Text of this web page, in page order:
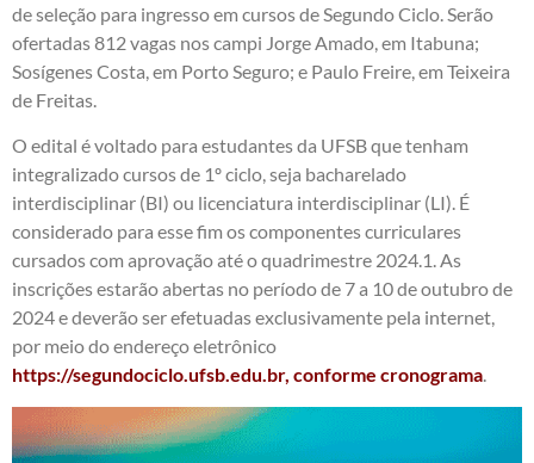
de seleção para ingresso em cursos de Segundo Ciclo. Serão
ofertadas 812 vagas nos campi Jorge Amado, em Itabuna;
Sosígenes Costa, em Porto Seguro; e Paulo Freire, em Teixeira
de Freitas.
O edital é voltado para estudantes da UFSB que tenham
integralizado cursos de 1º ciclo, seja bacharelado
interdisciplinar (BI) ou licenciatura interdisciplinar (LI). É
considerado para esse fim os componentes curriculares
cursados com aprovação até o quadrimestre 2024.1. As
inscrições estarão abertas no período de 7 a 10 de outubro de
2024 e deverão ser efetuadas exclusivamente pela internet,
por meio do endereço eletrônico
https://segundociclo.ufsb.edu.br, conforme cronograma.